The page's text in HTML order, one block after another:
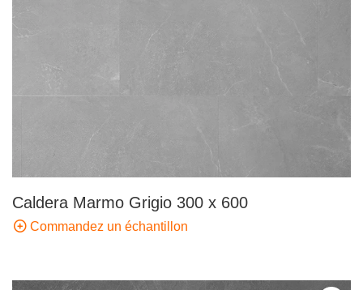
Caldera Marmo Grigio 300 x 600
Commandez un échantillon